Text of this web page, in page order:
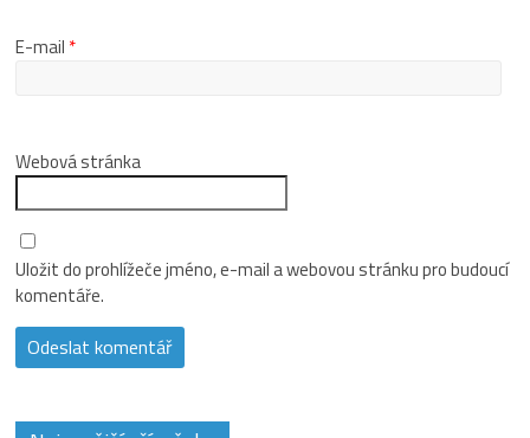
E-mail *
Webová stránka
Uložit do prohlížeče jméno, e-mail a webovou stránku pro budoucí
komentáře.